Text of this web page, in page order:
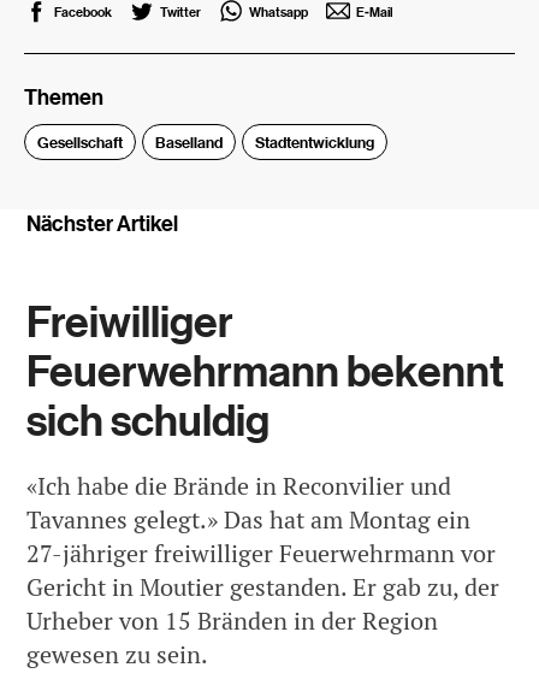
Facebook Twitter Whatsapp E-Mail
Themen
Gesellschaft Baselland Stadtentwicklung
Nächster Artikel
Freiwilliger
Feuerwehrmann bekennt
sich schuldig
«Ich habe die Brände in Reconvilier und
Tavannes gelegt.» Das hat am Montag ein
27-jähriger freiwilliger Feuerwehrmann vor
Gericht in Moutier gestanden. Er gab zu, der
Urheber von 15 Bränden in der Region
gewesen zu sein.